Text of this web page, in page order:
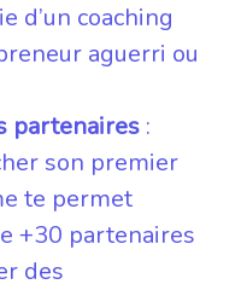
d’un coaching
aguerri ou
partenaires:
son premier
te permet
+30 partenaires
des